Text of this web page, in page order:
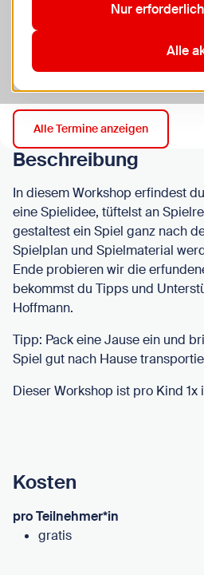
Alle Termine anzeigen
Beschreibung
In diesem Workshop erfindest
eine Spielidee, tüftelst an
gestaltest ein Spiel ganz nach
Spielplan und Spielmaterial
Ende probieren wir die
bekommst du Tipps und
Hoffmann.
Tipp: Pack eine Jause ein und
Spiel gut nach Hause
Dieser Workshop ist pro Kind 1x
Kosten
pro Teilnehmer*in
gratis
Nur
Alle